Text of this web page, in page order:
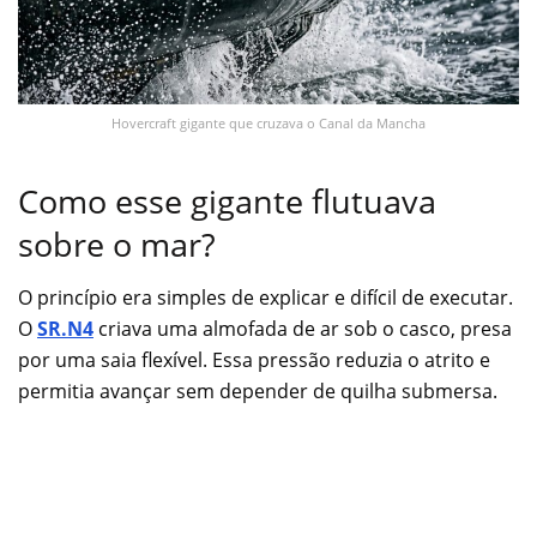
Hovercraft gigante que cruzava o Canal da Mancha
Como esse gigante flutuava
sobre o mar?
O princípio era simples de explicar e difícil de executar.
OSR.N4 criava uma almofada de ar sob o casco, presa
por uma saia flexível. Essa pressão reduzia o atrito e
permitia avançar sem depender de quilha submersa.